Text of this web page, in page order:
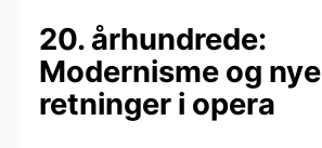
20. århundrede:
Modernisme og nye
retninger i opera